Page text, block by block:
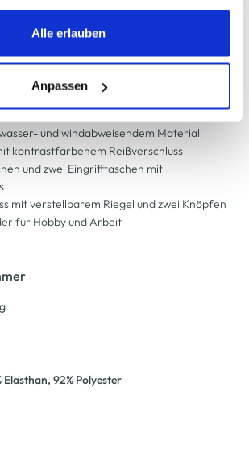
von Drittanbietern für Analyse- oder
nur dann aktiviert, wenn Sie das
erlauben" klicken. Mehr dazu
Möglichkeit, die Einwilligungserklärung
widerrufen) erfahren Sie in unserem
bzw. derDatenschutzerklärung.
Alle erlauben
Anpassen
mit vielen Details
funktionale Softshelljacke im Neon-Look
und windabweisendem Material
kontrastfarbenem Reißverschluss
und zwei Eingrifftaschen mit
mit verstellbarem Riegel und zwei Knöpfen
für Hobby und Arbeit
Elasthan, 92% Polyester